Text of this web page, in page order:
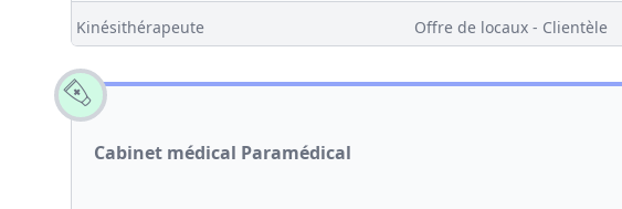
Kinésithérapeute Offre de locaux - Clientèle
Cabinet médical Paramédical